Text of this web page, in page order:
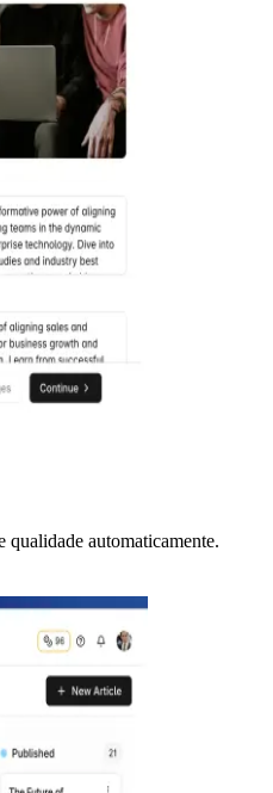
qualidade automaticamente.